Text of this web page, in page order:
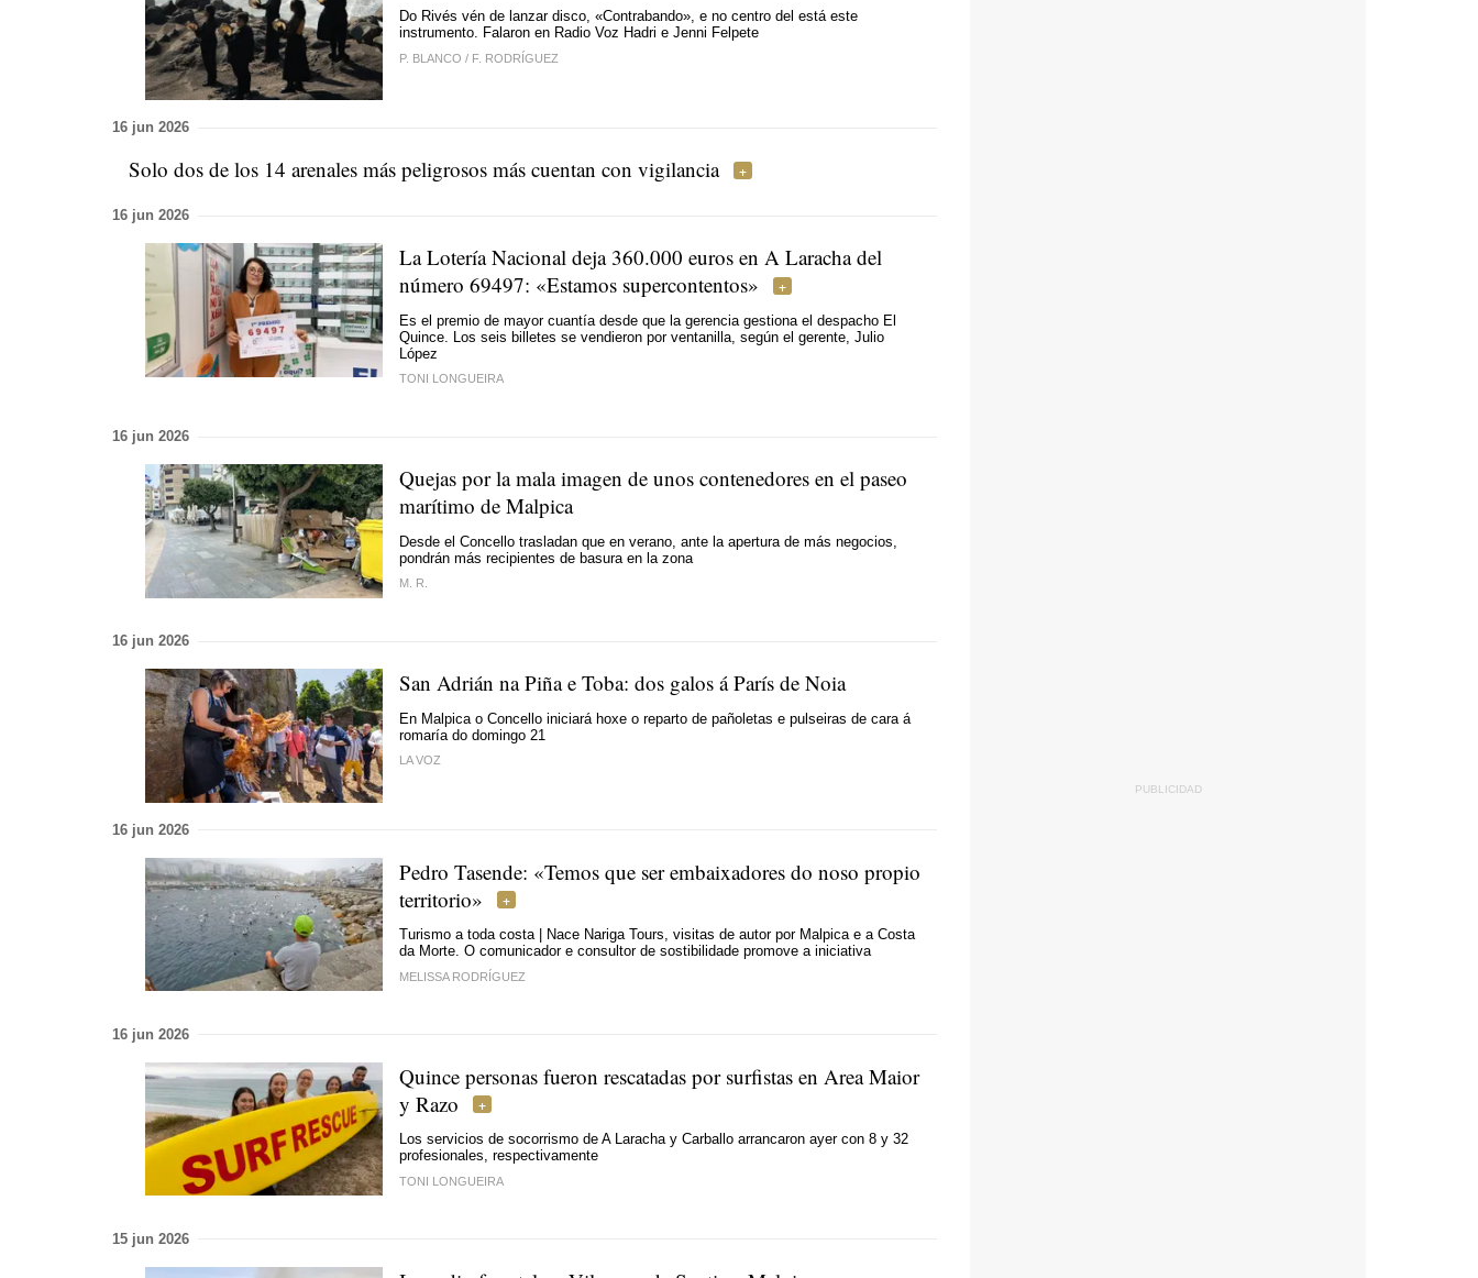
Do Rivés vén de lanzar disco, «Contrabando», e no centro del está este
instrumento. Falaron en Radio Voz Hadri e Jenni Felpete
P. BLANCO / F. RODRÍGUEZ
16 jun 2026
Solo dos de los 14 arenales más peligrosos más cuentan con vigilancia
16 jun 2026
La Lotería Nacional deja 360.000 euros en A Laracha del
número 69497: «Estamos supercontentos»
Es el premio de mayor cuantía desde que la gerencia gestiona el despacho El
Quince. Los seis billetes se vendieron por ventanilla, según el gerente, Julio
López
TONI LONGUEIRA
16 jun 2026
Quejas por la mala imagen de unos contenedores en el paseo
marítimo de Malpica
Desde el Concello trasladan que en verano, ante la apertura de más negocios,
pondrán más recipientes de basura en la zona
M. R.
16 jun 2026
San Adrián na Piña e Toba: dos galos á París de Noia
En Malpica o Concello iniciará hoxe o reparto de pañoletas e pulseiras de cara á
romaría do domingo 21
LA VOZ
16 jun 2026
Pedro Tasende: «Temos que ser embaixadores do noso propio
territorio»
Turismo a toda costa | Nace Nariga Tours, visitas de autor por Malpica e a Costa
da Morte. O comunicador e consultor de sostibilidade promove a iniciativa
MELISSA RODRÍGUEZ
16 jun 2026
Quince personas fueron rescatadas por surfistas en Area Maior
y Razo
Los servicios de socorrismo de A Laracha y Carballo arrancaron ayer con 8 y 32
profesionales, respectivamente
TONI LONGUEIRA
15 jun 2026